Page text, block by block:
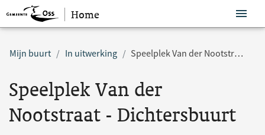
Sla navigatie over
Home
Mijn buurt In uitwerking Speelplek Van der Nootstraat - Dichtersbuurt
Speelplek Van der
Nootstraat - Dichtersbuurt